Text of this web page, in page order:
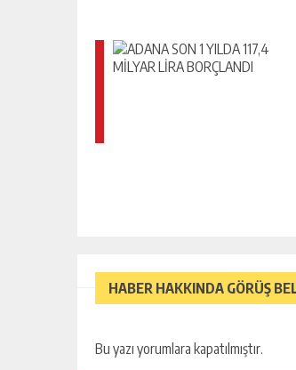
HABER HAKKINDA GÖRÜŞ
Bu yazı yorumlara kapatılmıştır.